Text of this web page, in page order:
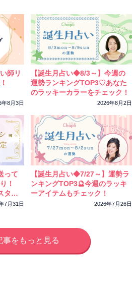
氏 片思い 結婚
師リ
年8月3日
【誕生月占い◆8/3～】今週の
運勢ランキングTOP3♡あなた
のラッキーカラーをチェック！
2026年8月2日
って
！
ター
7月31日
【誕生月占い◆7/27～】運勢ラ
ンキングTOP3🔮今週のラッキ
ーアイテムもチェック！
2026年7月26日
事をもっと見る